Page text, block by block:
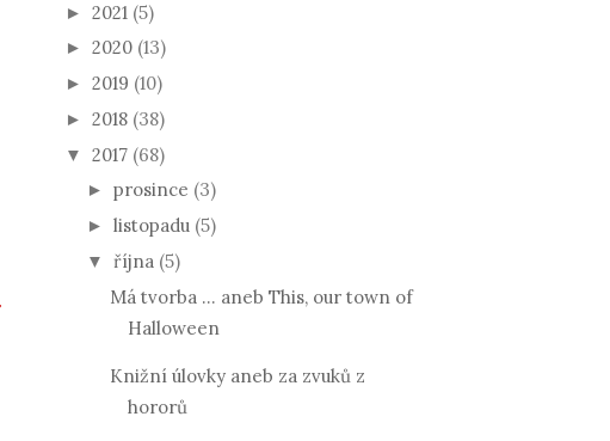
► 2021 (5)
► 2020 (13)
► 2019 (10)
► 2018 (38)
▼ 2017 (68)
► prosince (3)
► listopadu (5)
▼ října (5)
Má tvorba ... aneb This, our town of
Halloween
Knižní úlovky aneb za zvuků z
hororů